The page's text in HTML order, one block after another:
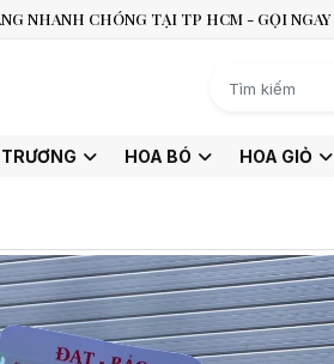
NHANH CHÓNG TẠI TP HCM - GỌI NGAY
HOA BÓ HOA GIỎ